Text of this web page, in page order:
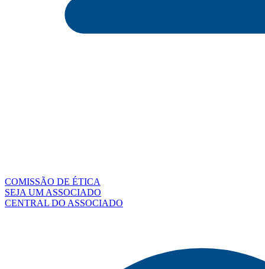
COMISSÃO DE ÉTICA
SEJA UM ASSOCIADO
CENTRAL DO ASSOCIADO